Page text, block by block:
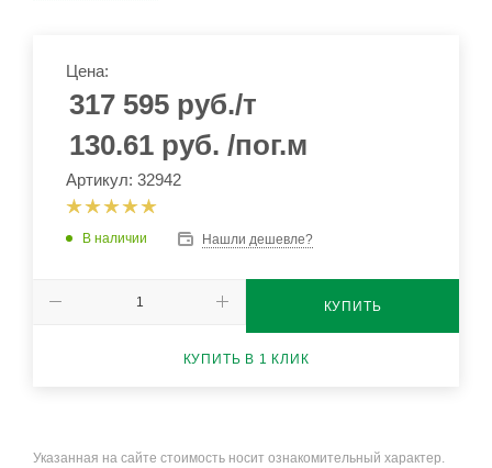
Цена:
317 595 руб./т
130.61 руб. /пог.м
Артикул: 32942
В наличии Нашли дешевле?
КУПИТЬ
КУПИТЬ В 1 КЛИК
Указанная на сайте стоимость носит ознакомительный характер.